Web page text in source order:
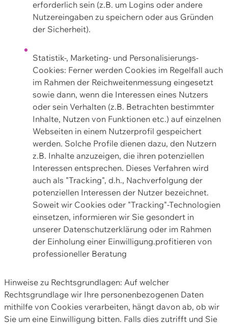
erforderlich sein (z.B. um Logins oder andere
Nutzereingaben zu speichern oder aus Gründen
der Sicherheit).
Statistik-, Marketing- und Personalisierungs-
Cookies: Ferner werden Cookies im Regelfall auch
im Rahmen der Reichweitenmessung eingesetzt
sowie dann, wenn die Interessen eines Nutzers
oder sein Verhalten (z.B. Betrachten bestimmter
Inhalte, Nutzen von Funktionen etc.) auf einzelnen
Webseiten in einem Nutzerprofil gespeichert
werden. Solche Profile dienen dazu, den Nutzern
z.B. Inhalte anzuzeigen, die ihren potenziellen
Interessen entsprechen. Dieses Verfahren wird
auch als "Tracking", d.h., Nachverfolgung der
potenziellen Interessen der Nutzer bezeichnet.
Soweit wir Cookies oder "Tracking"-Technologien
einsetzen, informieren wir Sie gesondert in
unserer Datenschutzerklärung oder im Rahmen
der Einholung einer Einwilligung.profitieren von
professioneller Beratung
Hinweise zu Rechtsgrundlagen: Auf welcher
Rechtsgrundlage wir Ihre personenbezogenen Daten
mithilfe von Cookies verarbeiten, hängt davon ab, ob wir
Sie um eine Einwilligung bitten. Falls dies zutrifft und Sie